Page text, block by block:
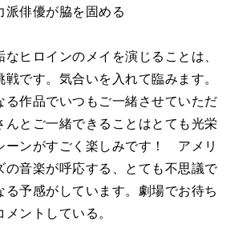
俳優が脇を固める
ヒロインのメイを演じることは、
です。気合いを入れて臨みます。
る作品でいつもご一緒させていただ
んとご一緒できることはとても光栄
ーンがすごく楽しみです！ アメリ
の音楽が呼応する、とても不思議で
予感がしています。劇場でお待ち
ントしている。